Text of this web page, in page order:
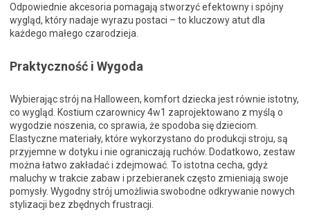
Odpowiednie akcesoria pomagają stworzyć efektowny i spójny
wygląd, który nadaje wyrazu postaci – to kluczowy atut dla
każdego małego czarodzieja.
Praktyczność i Wygoda
Wybierając strój na Halloween, komfort dziecka jest równie istotny,
co wygląd. Kostium czarownicy 4w1 zaprojektowano z myślą o
wygodzie noszenia, co sprawia, że spodoba się dzieciom.
Elastyczne materiały, które wykorzystano do produkcji stroju, są
przyjemne w dotyku i nie ograniczają ruchów. Dodatkowo, zestaw
można łatwo zakładać i zdejmować. To istotna cecha, gdyż
maluchy w trakcie zabaw i przebieranek często zmieniają swoje
pomysły. Wygodny strój umożliwia swobodne odkrywanie nowych
stylizacji bez zbędnych frustracji.